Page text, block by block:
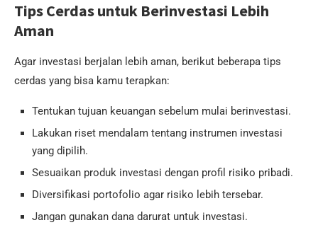
Tips Cerdas untuk Berinvestasi Lebih
Aman
Agar investasi berjalan lebih aman, berikut beberapa tips
cerdas yang bisa kamu terapkan:
Tentukan tujuan keuangan sebelum mulai berinvestasi.
Lakukan riset mendalam tentang instrumen investasi
yang dipilih.
Sesuaikan produk investasi dengan profil risiko pribadi.
Diversifikasi portofolio agar risiko lebih tersebar.
Jangan gunakan dana darurat untuk investasi.